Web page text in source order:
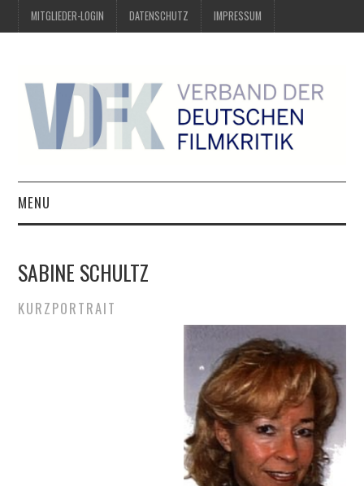
MITGLIEDER-LOGIN DATENSCHUTZ IMPRESSUM
MENU
PREIS DER DEUTSCHEN
SABINE SCHULTZ
KURZPORTRAIT